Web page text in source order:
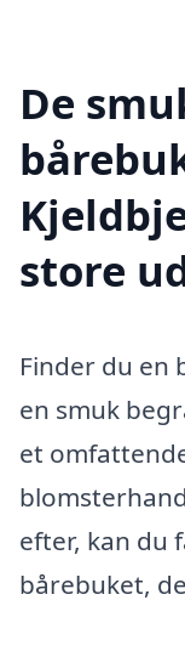
De
store
Finder du en
en smuk
et
efter, kan du
bårebuket,